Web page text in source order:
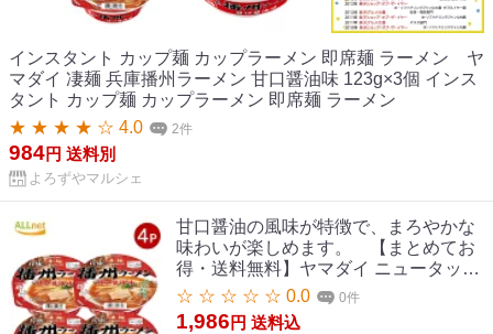
インスタント カップ麺 カップラーメン 即席麺 ラーメン ヤ
マダイ 凄麺 兵庫播州ラーメン 甘口醤油味 123g×3個 インス
タント カップ麺 カップラーメン 即席麺 ラーメン
★ ★ ★ ★ ☆ 4.0
2件
984円 送料別
よろずやマルシェ
甘口醤油の風味が特徴で、まろやかな
味わいが楽しめます。 【まとめてお
得・送料無料】ヤマダイ ニュータッチ
凄麺 兵庫 播州ラーメン(甘口しょうゆ
味) 123g ×4個セット
☆ ☆ ☆ ☆ ☆ 0.0 0件
1,986 円 送料込